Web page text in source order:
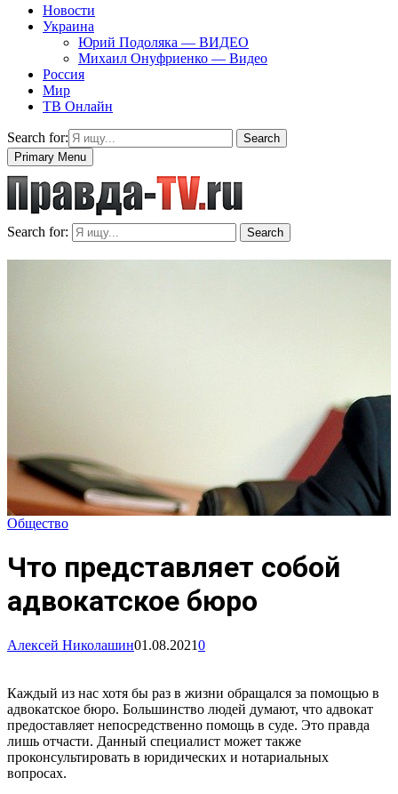
Новости
Украина
Юрий Подоляка — ВИДЕО
Михаил Онуфриенко — Видео
Россия
Мир
ТВ Онлайн
Search for:
Search
Primary Menu
Search for: Search
Общество
Что представляет собой
адвокатское бюро
Алексей Николашин01.08.20210
Каждый из нас хотя бы раз в жизни обращался за помощью в
адвокатское бюро. Большинство людей думают, что адвокат
предоставляет непосредственно помощь в суде. Это правда
лишь отчасти. Данный специалист может также
проконсультировать в юридических и нотариальных
вопросах.